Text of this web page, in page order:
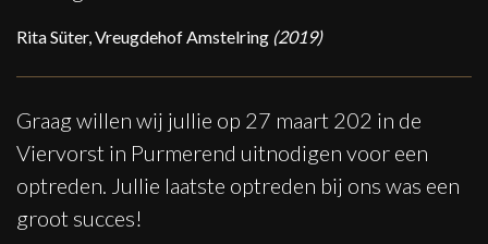
Rita Süter, Vreugdehof Amstelring (2019)
Graag willen wij jullie op 27 maart 202 in de
Viervorst in Purmerend uitnodigen voor een
optreden. Jullie laatste optreden bij ons was een
groot succes!